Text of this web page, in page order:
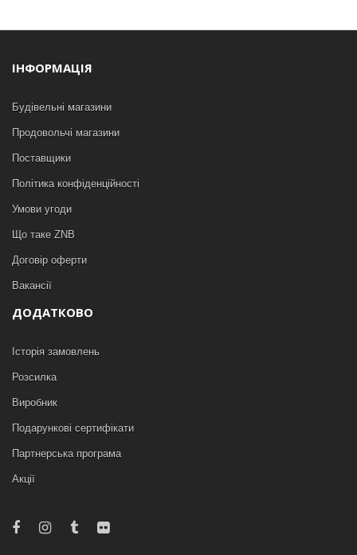
ІНФОРМАЦІЯ
Будівельні магазини
Продовольчі магазини
Поставщики
Політика конфіденційності
Умови угоди
Що таке ZNB
Договір оферти
Вакансії
ДОДАТКОВО
Історія замовлень
Розсилка
Виробник
Подарункові сертифікати
Партнерська програма
Акції